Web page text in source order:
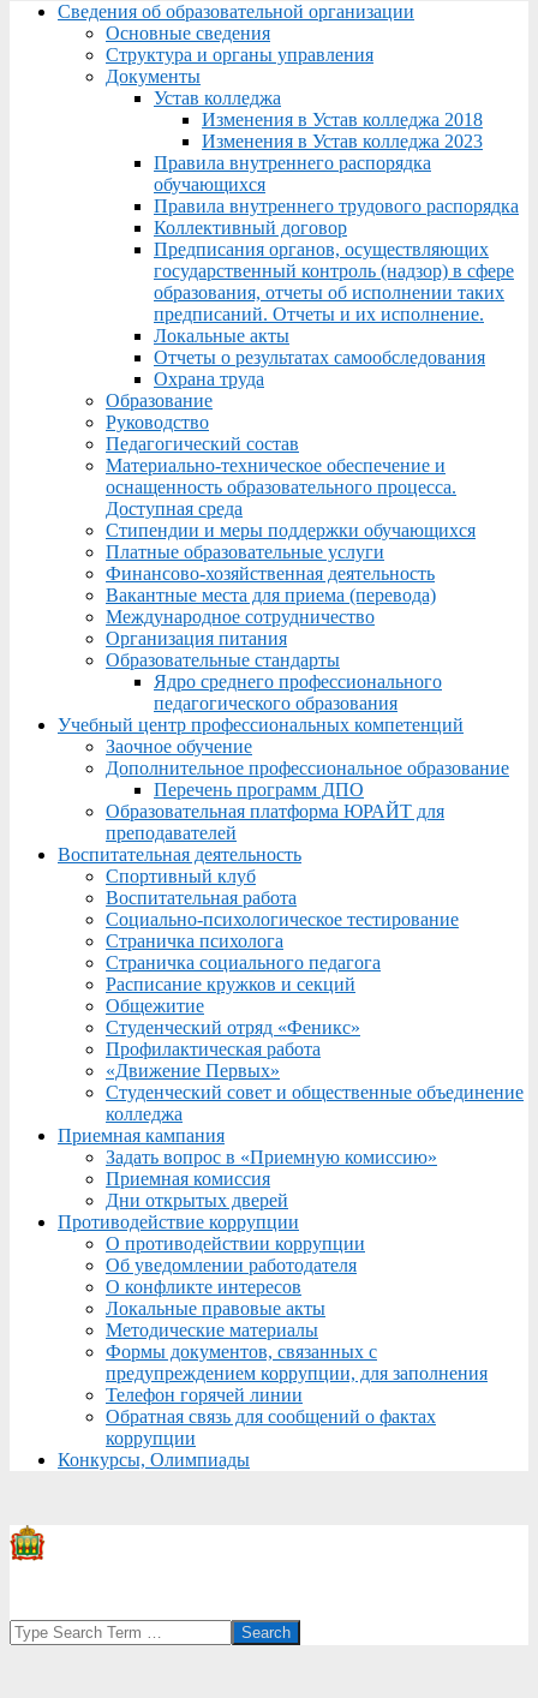
Menu
Сведения об образовательной организации
Основные сведения
Структура и органы управления
Документы
Устав колледжа
Изменения в Устав колледжа 2018
Изменения в Устав колледжа 2023
Правила внутреннего распорядка
обучающихся
Правила внутреннего трудового распорядка
Коллективный договор
Предписания органов, осуществляющих
государственный контроль (надзор) в сфере
образования, отчеты об исполнении таких
предписаний. Отчеты и их исполнение.
Локальные акты
Отчеты о результатах самообследования
Охрана труда
Образование
Руководство
Педагогический состав
Материально-техническое обеспечение и
оснащенность образовательного процесса.
Доступная среда
Стипендии и меры поддержки обучающихся
Платные образовательные услуги
Финансово-хозяйственная деятельность
Вакантные места для приема (перевода)
Международное сотрудничество
Организация питания
Образовательные стандарты
Ядро среднего профессионального
педагогического образования
Учебный центр профессиональных компетенций
Заочное обучение
Дополнительное профессиональное образование
Перечень программ ДПО
Образовательная платформа ЮРАЙТ для
преподавателей
Воспитательная деятельность
Спортивный клуб
Воспитательная работа
Социально-психологическое тестирование
Страничка психолога
Страничка социального педагога
Расписание кружков и секций
Общежитие
Студенческий отряд «Феникс»
Профилактическая работа
«Движение Первых»
Студенческий совет и общественные объединение
колледжа
Приемная кампания
Задать вопрос в «Приемную комиссию»
Приемная комиссия
Дни открытых дверей
Противодействие коррупции
О противодействии коррупции
Об уведомлении работодателя
О конфликте интересов
Локальные правовые акты
Методические материалы
Формы документов, связанных с
предупреждением коррупции, для заполнения
Телефон горячей линии
Обратная связь для сообщений о фактах
коррупции
Конкурсы, Олимпиады
Search